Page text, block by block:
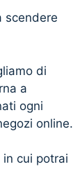
scendere
di
a
ogni
online.
in cui potrai